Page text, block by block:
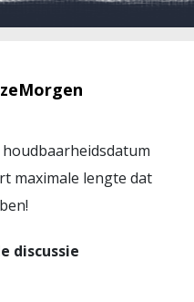
houdbaarheidsdatum
maximale lengte dat
discussie